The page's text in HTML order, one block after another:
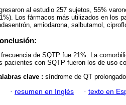
al estudio 257 sujetos, 55%
Los fármacos más utilizados en los
amiodarona, salbutamol,
frecuencia de SQTP fue 21%. La
pacientes con SQTP fueron los de uso
clave : síndrome de QT
· resumen en Inglés · texto en